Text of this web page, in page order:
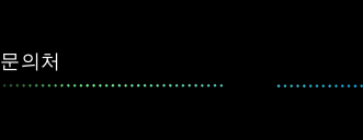
문의처